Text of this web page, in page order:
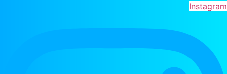
Instagram